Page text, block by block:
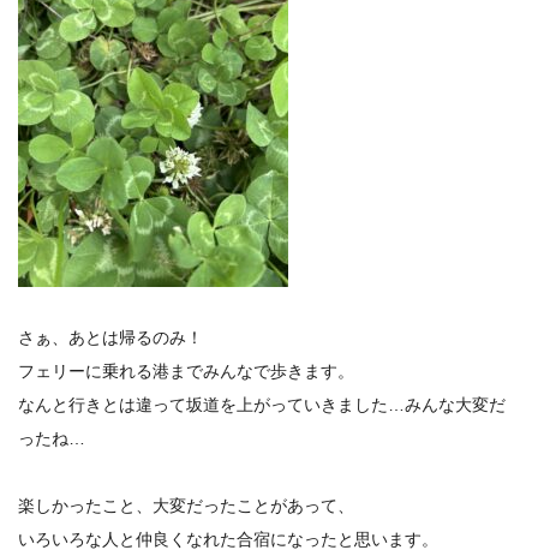
さぁ、あとは帰るのみ！
フェリーに乗れる港までみんなで歩きます。
なんと行きとは違って坂道を上がっていきました…みんな大変だ
ったね…
楽しかったこと、大変だったことがあって、
いろいろな人と仲良くなれた合宿になったと思います。